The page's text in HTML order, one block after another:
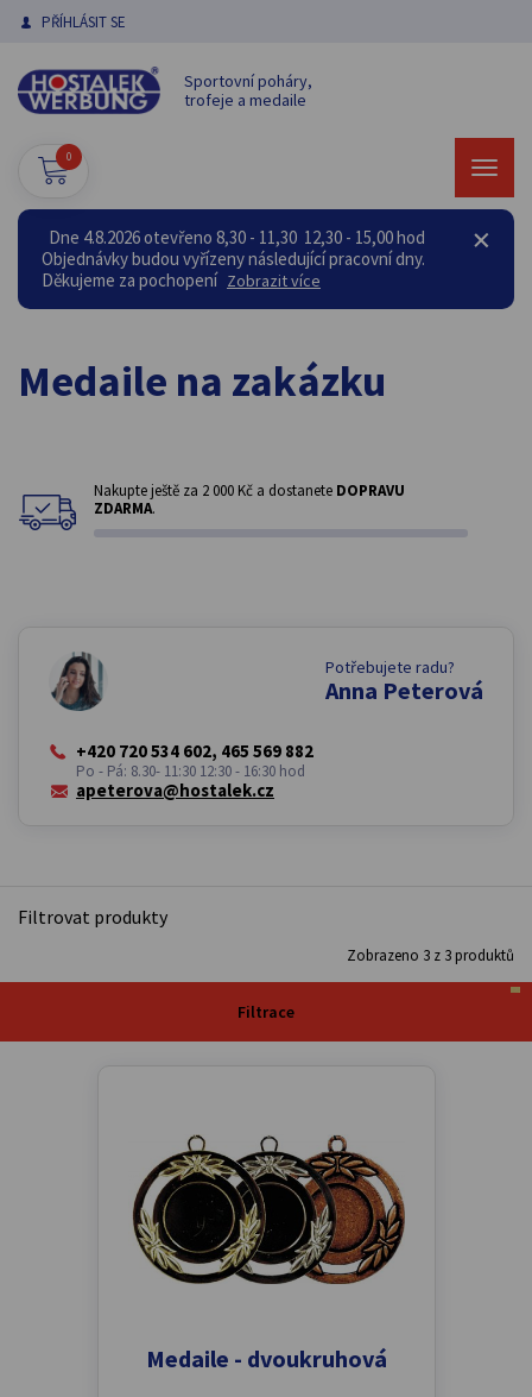
PŘÍHLÁSIT SE
Sportovní poháry,
trofeje a medaile
0
Dne 4.8.2026 otevřeno 8,30 - 11,30 12,30 - 15,00 hod
Objednávky budou vyřízeny následující pracovní dny.
Děkujeme za pochopení Zobrazit více
Medaile na zakázku
Nakupte ještě za 2 000 Kč a dostanete DOPRAVU
ZDARMA.
Potřebujete radu?
Anna Peterová
+420 720 534 602, 465 569 882
Po - Pá: 8.30- 11:30 12:30 - 16:30 hod
apeterova@hostalek.cz
Filtrovat produkty
Zobrazeno 3 z 3 produktů
Filtrace
Medaile - dvoukruhová